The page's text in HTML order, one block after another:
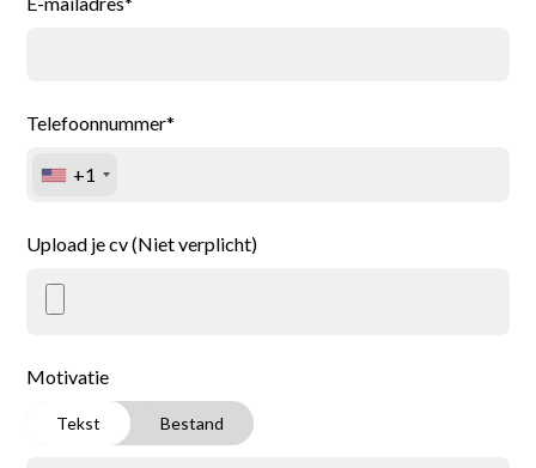
Vacatures
Telefoonnummer*
+1
Upload je cv (Niet verplicht)
Motivatie
Tekst Bestand